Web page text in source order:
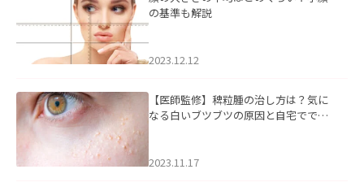
の基準も解説
2023.12.12
【医師監修】稗粒腫の治し方は？気に
なる白いブツブツの原因と自宅ででき
2023.11.17